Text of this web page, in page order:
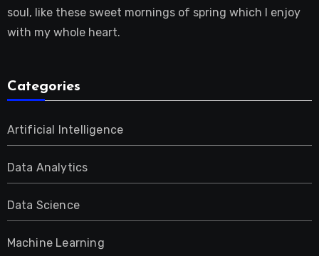
soul, like these sweet mornings of spring which I enjoy
with my whole heart.
Categories
Artificial Intelligence
Data Analytics
Data Science
Machine Learning